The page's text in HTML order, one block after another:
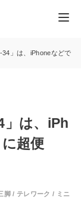
」は、iPhoneなどで
」は、iPh
超便
脚 / テレワーク / ミニ